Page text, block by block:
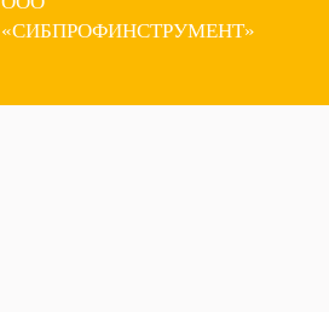
«СИБПРОФИНСТРУМЕНТ»